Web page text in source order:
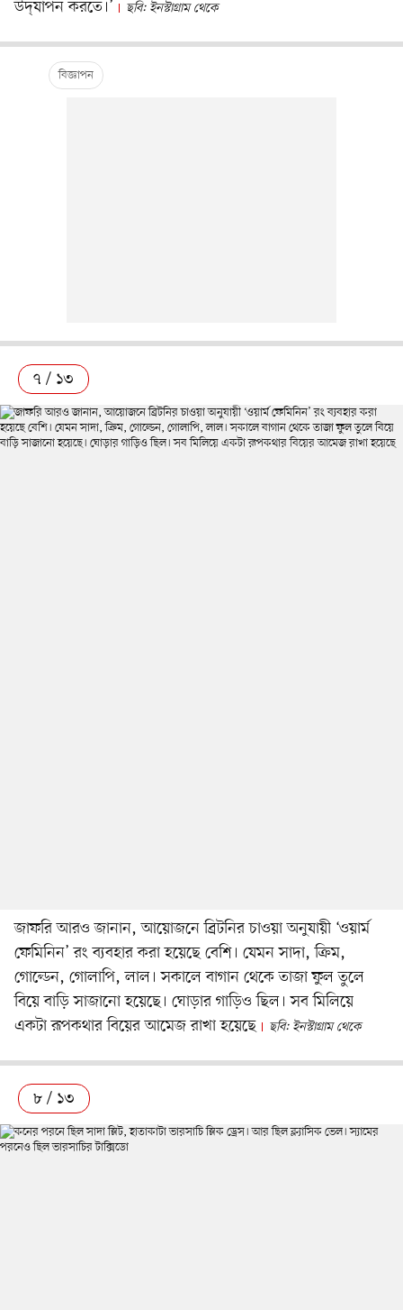
উদ্‌যাপন করতে।’
ছবি: ইনস্টাগ্রাম থেকে
৭ / ১৩
জাফরি আরও জানান, আয়োজনে ব্রিটনির চাওয়া অনুযায়ী ‘ওয়ার্ম
ফেমিনিন’ রং ব্যবহার করা হয়েছে বেশি। যেমন সাদা, ক্রিম,
গোল্ডেন, গোলাপি, লাল। সকালে বাগান থেকে তাজা ফুল তুলে
বিয়ে বাড়ি সাজানো হয়েছে। ঘোড়ার গাড়িও ছিল। সব মিলিয়ে
একটা রূপকথার বিয়ের আমেজ রাখা হয়েছে
ছবি: ইনস্টাগ্রাম থেকে
৮ / ১৩